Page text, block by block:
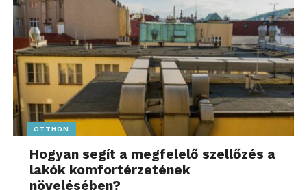
OTTHON
Hogyan segít a megfelelő szellőzés a
lakók komfortérzetének
növelésében?